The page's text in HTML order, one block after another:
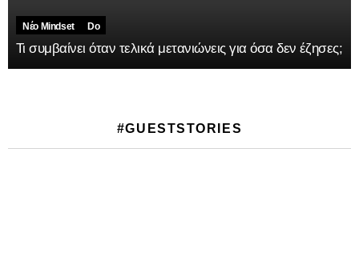
Νέο Mindset Do
Τι συμβαίνει όταν τελικά μετανιώνεις για όσα δεν έζησες;
#GUESTSTORIES